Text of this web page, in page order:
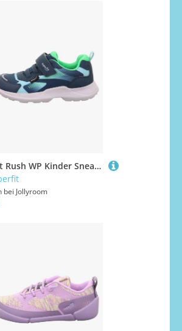
Superfit Rush WP Kinder Sneaker, Blau/Hellgrün, 25, Kinderschuhe
bei Jollyroom